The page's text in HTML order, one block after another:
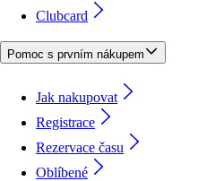
Clubcard
Pomoc s prvním nákupem
Jak nakupovat
Registrace
Rezervace času
Oblíbené